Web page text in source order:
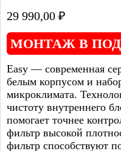
29 990,00 ₽
МОНТАЖ В
Easy — современная
белым корпусом и
микроклимата.
чистоту внутреннего
помогает точнее
фильтр высокой
фильтр способствуют